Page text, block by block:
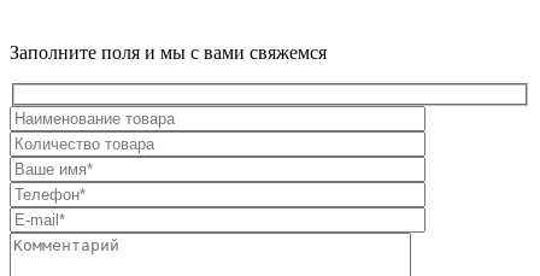
Заполните поля и мы с вами свяжемся